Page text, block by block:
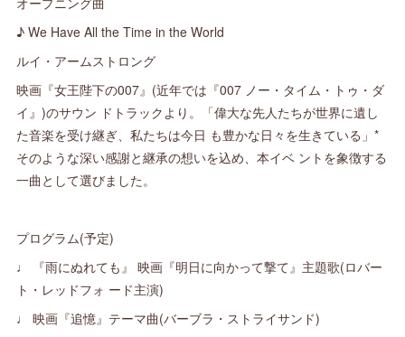
♪ We Have All the Time in the World
ルイ・アームストロング
映画『女王陛下の007』(近年では『007 ノー・タイム・トゥ・ダ
イ』)のサウン ドトラックより。「偉大な先人たちが世界に遺し
た音楽を受け継ぎ、私たちは今日 も豊かな日々を生きている」*
そのような深い感謝と継承の想いを込め、本イベ ントを象徴する
一曲として選びました。
プログラム(予定)
♩ 『雨にぬれても』 映画『明日に向かって撃て』主題歌(ロバー
ト・レッドフォ ード主演)
♩ 映画『追憶』テーマ曲(バーブラ・ストライサンド)